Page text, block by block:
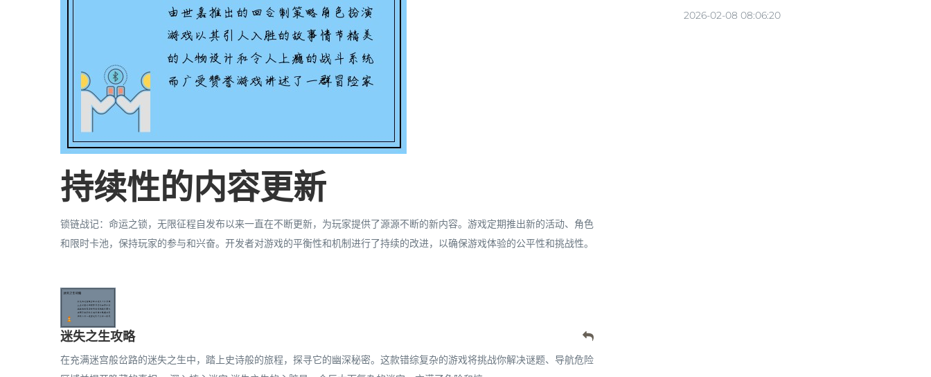
持续性的内容更新
锁链战记：命运之锁，无限征程自发布以来一直在不断更新，为玩家提供了源源不断的新内容。游戏定期推出新的活动、角色
和限时卡池，保持玩家的参与和兴奋。开发者对游戏的平衡性和机制进行了持续的改进，以确保游戏体验的公平性和挑战性。
迷失之生攻略
在充满迷宫般岔路的迷失之生中，踏上史诗般的旅程，探寻它的幽深秘密。这款错综复杂的游戏将挑战你解决谜题、导航危险
2026-02-08 08:06:20